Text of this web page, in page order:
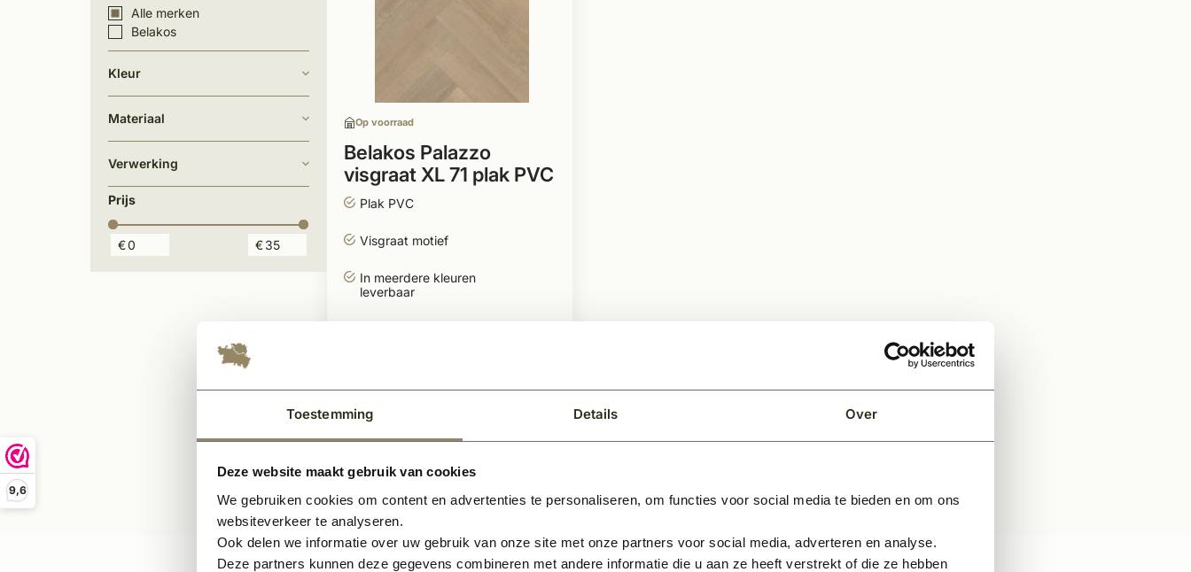
Toestemming Details Over
Deze website maakt gebruik van cookies
We gebruiken cookies om content en advertenties te personaliseren, om functies voor social media te bieden en om ons
websiteverkeer te analyseren.
Ook delen we informatie over uw gebruik van onze site met onze partners voor social media, adverteren en analyse.
Deze partners kunnen deze gegevens combineren met andere informatie die u aan ze heeft verstrekt of die ze hebben
9,6
Alle merken
Belakos
Kleur
Materiaal
Verwerking
Prijs
€ €
Op voorraad
Belakos Palazzo
visgraat XL 71 plak PVC
vloer
Plak PVC
Visgraat motief
In meerdere kleuren
leverbaar